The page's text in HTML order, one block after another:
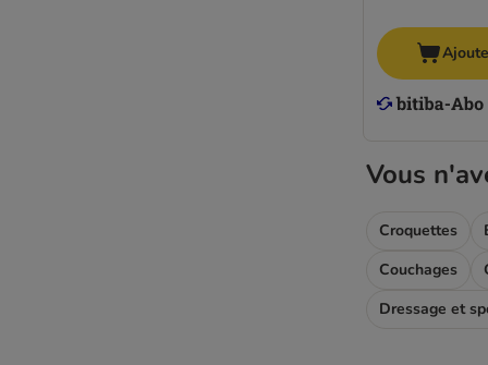
Vous
Croquettes
Couchages
Dressage et